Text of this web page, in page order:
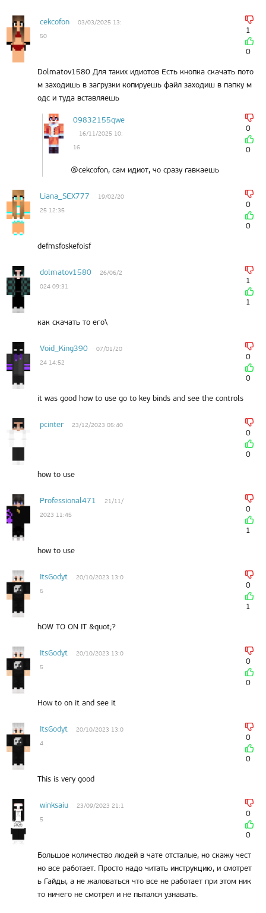
cekcofon
03/03/2025 13:
50
1
0
Dolmatov1580 Для таких идиотов Есть кнопка скачать пото
м заходишь в загрузки копируешь файл заходиш в папку м
одс и туда вставляешь
09832155qwe
16/11/2025 10:
16
0
0
@cekcofon, сам идиот, чо сразу гавкаешь
Liana_SEX777
19/02/20
25 12:35
0
0
defmsfoskefoisf
dolmatov1580
26/06/2
024 09:31
1
1
как скачать то его\
Void_King390
07/01/20
24 14:52
0
0
it was good how to use go to key binds and see the controls
pcinter 23/12/2023 05:40
0
0
how to use
Professional471
21/11/
2023 11:45
0
1
how to use
ItsGodyt
20/10/2023 13:0
6
0
1
hOW TO ON IT &quot;?
ItsGodyt
20/10/2023 13:0
5
0
0
How to on it and see it
ItsGodyt
20/10/2023 13:0
4
0
0
This is very good
winksaiu
23/09/2023 21:1
5
0
0
Большое количество людей в чате отсталые, но скажу чест
но все работает. Просто надо читать инструкцию, и смотрет
ь Гайды, а не жаловаться что все не работает при этом ник
то ничего не смотрел и не пытался узнавать.